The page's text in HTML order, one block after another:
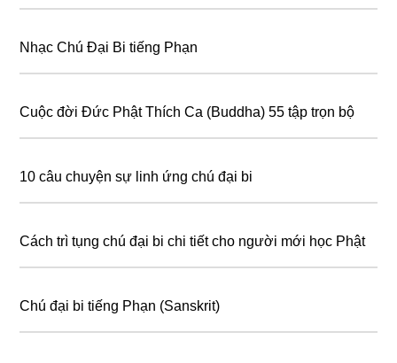
Nhạc Chú Đại Bi tiếng Phạn
Cuộc đời Đức Phật Thích Ca (Buddha) 55 tập trọn bộ
10 câu chuyện sự linh ứng chú đại bi
Cách trì tụng chú đại bi chi tiết cho người mới học Phật
Chú đại bi tiếng Phạn (Sanskrit)